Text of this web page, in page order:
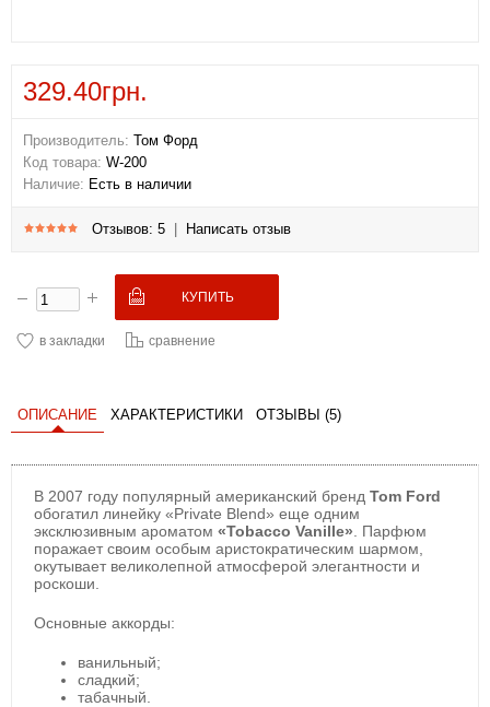
329.40грн.
Производитель: Том Форд
Код товара: W-200
Наличие: Есть в наличии
Отзывов: 5 Написать отзыв
в закладки сравнение
ОПИСАНИЕ ХАРАКТЕРИСТИКИ ОТЗЫВЫ (5)
В 2007 году популярный американский бренд Tom Ford
обогатил линейку «Private Blend» еще одним
эксклюзивным ароматом «Tobacco Vanille» . Парфюм
поражает своим особым аристократическим шармом,
окутывает великолепной атмосферой элегантности и
роскоши.
Основные аккорды:
ванильный;
сладкий;
табачный.